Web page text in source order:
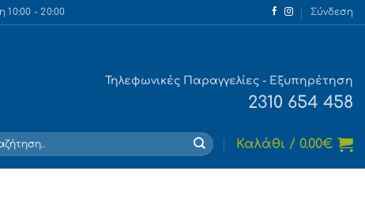
- 20:00 Σύνδεση
Τηλεφωνικές Παραγγελίες - Εξυπηρέτηση
2310 654 458
Καλάθι / 0.00€